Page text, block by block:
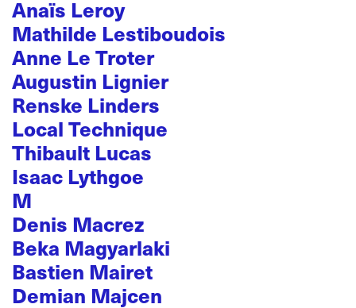
Anaïs Leroy
Mathilde Lestiboudois
Anne Le Troter
Augustin Lignier
Renske Linders
Local Technique
Thibault Lucas
Isaac Lythgoe
M
Denis Macrez
Beka Magyarlaki
Bastien Mairet
Demian Majcen